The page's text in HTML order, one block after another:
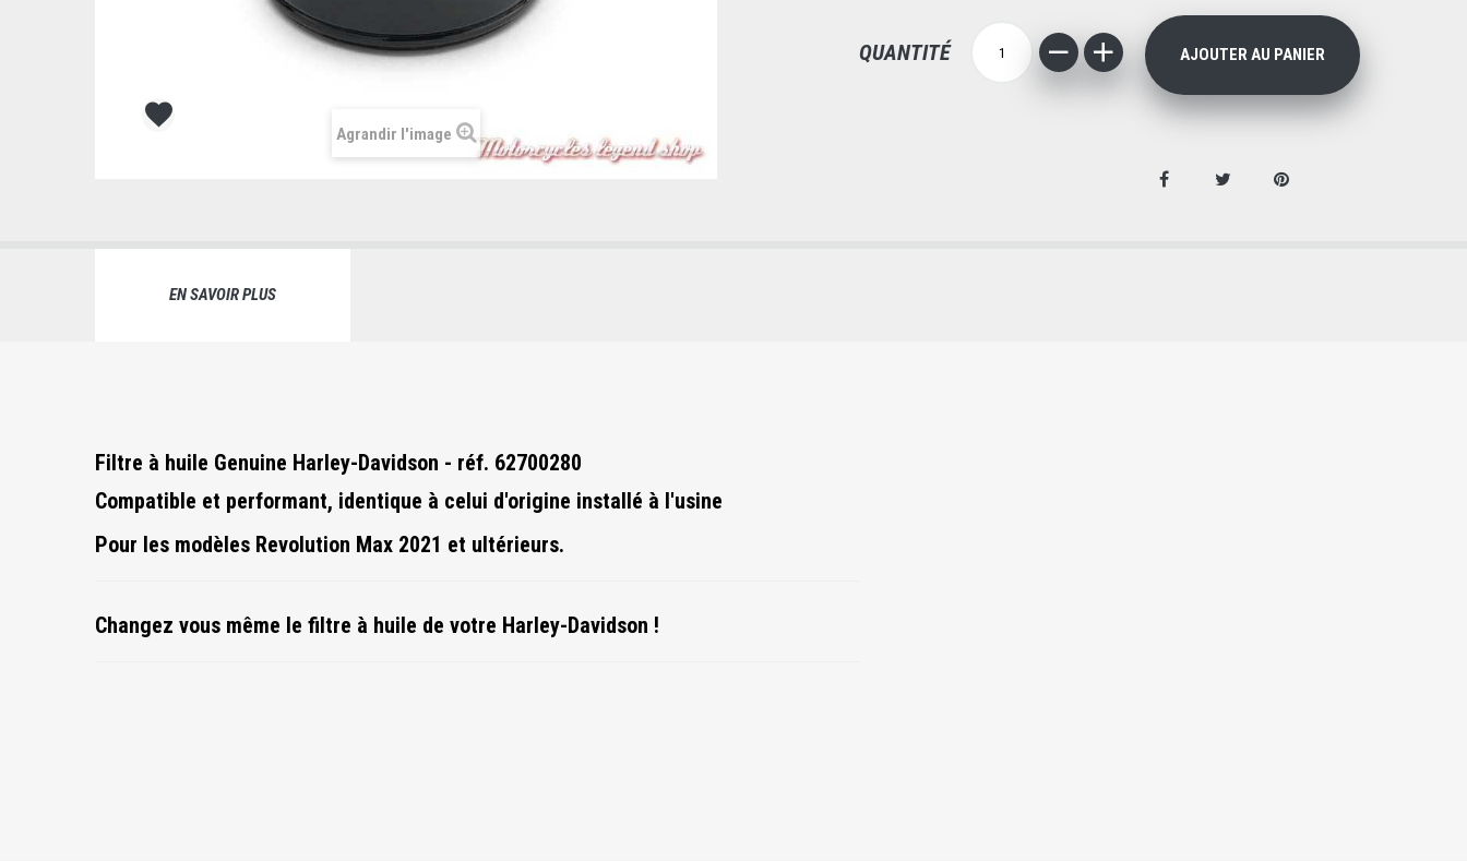
Agrandir l'image
QUANTITÉ AJOUTER AU PANIER
EN SAVOIR PLUS
Filtre à huile Genuine Harley-Davidson - réf. 62700280
Compatible et performant, identique à celui d'origine installé à l'usine
Pour les modèles Revolution Max 2021 et ultérieurs.
Changez vous même le filtre à huile de votre Harley-Davidson !